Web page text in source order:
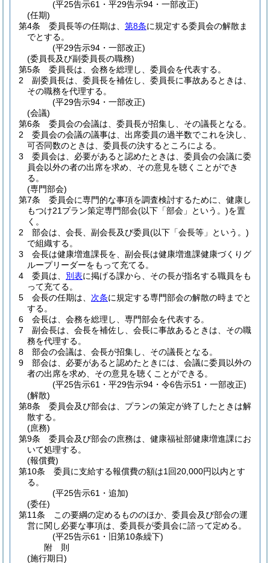
(平25告示61・平29告示94・一部改正)
(任期)
第4条
委員長等の任期は、 第8条に規定する委員会の解散ま
でとする。
(平29告示94・一部改正)
(委員長及び副委員長の職務)
第5条
委員長は、会務を総理し、委員会を代表する。
2
副委員長は、委員長を補佐し、委員長に事故あるときは、
その職務を代理する。
(平29告示94・一部改正)
(会議)
第6条
委員会の会議は、委員長が招集し、その議長となる。
2
委員会の会議の議事は、出席委員の過半数でこれを決し、
可否同数のときは、委員長の決するところによる。
3
委員会は、必要があると認めたときは、委員会の会議に委
員会以外の者の出席を求め、その意見を聴くことができ
る。
(専門部会)
第7条
委員会に専門的な事項を調査検討するために、健康し
もつけ21プラン策定専門部会(以下「部会」という。)を置
く。
2
部会は、会長、副会長及び委員(以下「会長等」という。)
で組織する。
3
会長は健康増進課長を、副会長は健康増進課健康づくりグ
ループリーダーをもって充てる。
4
委員は、 別表に掲げる課から、その長が指名する職員をも
って充てる。
5
会長の任期は、 次条に規定する専門部会の解散の時までと
する。
6
会長は、会務を総理し、専門部会を代表する。
7
副会長は、会長を補佐し、会長に事故あるときは、その職
務を代理する。
8
部会の会議は、会長が招集し、その議長となる。
9
部会は、必要があると認めたときには、会議に委員以外の
者の出席を求め、その意見を聴くことができる。
(平25告示61・平29告示94・令6告示51・一部改正)
(解散)
第8条
委員会及び部会は、プランの策定が終了したときは解
散する。
(庶務)
第9条
委員会及び部会の庶務は、健康福祉部健康増進課にお
いて処理する。
(報償費)
第10条
委員に支給する報償費の額は1回20,000円以内とす
る。
(平25告示61・追加)
(委任)
第11条
この要綱の定めるもののほか、委員会及び部会の運
営に関し必要な事項は、委員長が委員会に諮って定める。
(平25告示61・旧第10条繰下)
附 則
(施行期日)